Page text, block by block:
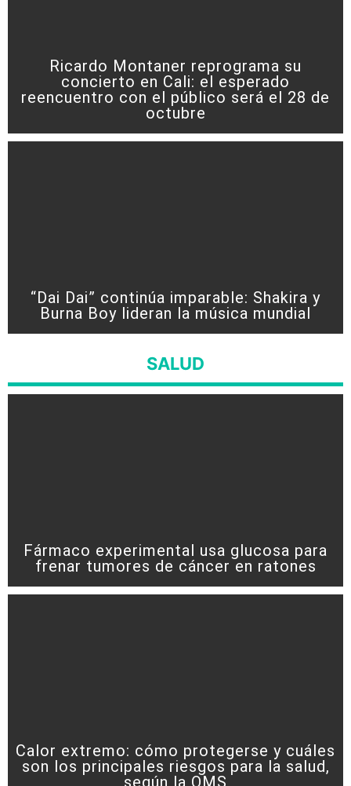
Ricardo Montaner reprograma su
concierto en Cali: el esperado
reencuentro con el público será el 28 de
octubre
“Dai Dai” continúa imparable: Shakira y
Burna Boy lideran la música mundial
SALUD
Fármaco experimental usa glucosa para
frenar tumores de cáncer en ratones
Calor extremo: cómo protegerse y cuáles
son los principales riesgos para la salud,
según la OMS